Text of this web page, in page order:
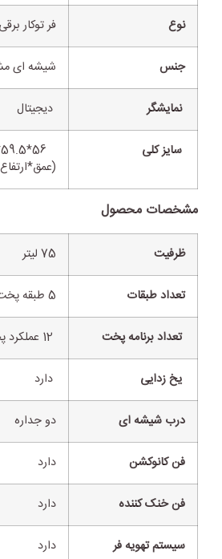
نوع فر توکار برقی
جنس شیشه ای
نمایشگر دیجیتال
سایز کلی
مشخصات محصول
ظرفیت 75 لیتر
تعداد طبقات 5 طبقه پخت
تعداد برنامه پخت
یخ زدایی دارد
درب شیشه ای دو جداره
فن کانوکشن دارد
فن خنک کننده دارد
سیستم تهویه فر دارد